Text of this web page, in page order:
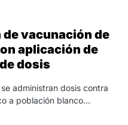
de vacunación de
aplicación de
dosis
administran dosis contra
a población blanco…